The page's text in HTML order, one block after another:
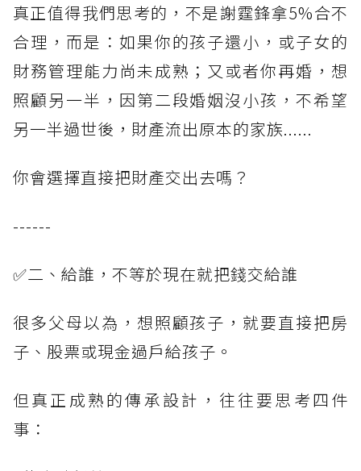
真正值得我們思考的，不是謝霆鋒拿5%合不
合理，而是：如果你的孩子還小，或子女的
財務管理能力尚未成熟；又或者你再婚，想
照顧另一半，因第二段婚姻沒小孩，不希望
另一半過世後，財產流出原本的家族......
你會選擇直接把財產交出去嗎？
------
✅二、給誰，不等於現在就把錢交給誰
很多父母以為，想照顧孩子，就要直接把房
子、股票或現金過戶給孩子。
但真正成熟的傳承設計，往往要思考四件
事：